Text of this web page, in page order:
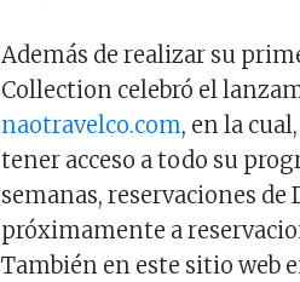
Además de realizar su
Collection celebró el
naotravelco.com, en la
tener acceso a todo su
semanas, reservaciones de
próximamente a
También en este sitio web